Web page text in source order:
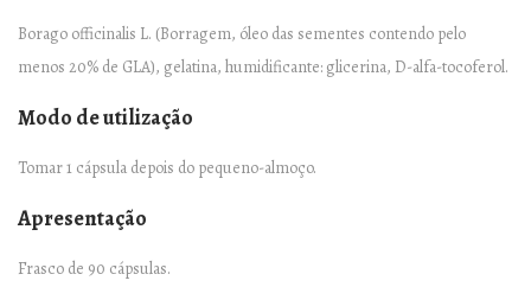
l
a
u
t
Borago officinalis L. (Borragem, óleo das sementes contendo pelo
menos 20% de GLA), gelatina, humidificante: glicerina, D-alfa-tocoferol.
Modo de utilização
Tomar 1 cápsula depois do pequeno-almoço.
Apresentação
Frasco de 90 cápsulas.